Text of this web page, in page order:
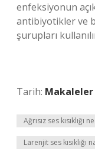
enfeksiyonun
antibiyotikler ve
şurupları
Tarih: Makaleler
Ağrısız ses kısıklığı
Larenjit ses kısıklığı